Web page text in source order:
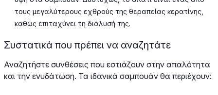
τους μεγαλύτερους εχθρούς της θεραπείας κερατίνης,
καθώς επιταχύνει τη διάλυσή της.
Συστατικά που πρέπει να αναζητάτε
Αναζητήστε συνθέσεις που εστιάζουν στην απαλότητα
και την ενυδάτωση. Τα ιδανικά σαμπουάν θα περιέχουν: